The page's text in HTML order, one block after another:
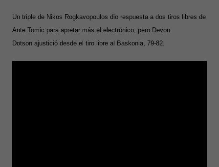
Un triple de Nikos Rogkavopoulos dio respuesta a dos tiros libres de
Ante Tomic para apretar más el electrónico, pero Devon
Dotson ajustició desde el tiro libre al Baskonia, 79-82.